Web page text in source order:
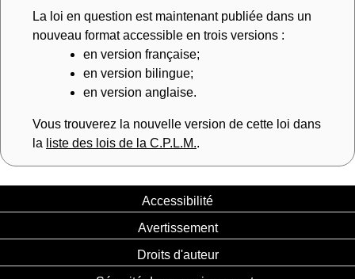
La loi en question est maintenant publiée dans un
nouveau format accessible en trois versions :
en version française;
en version bilingue;
en version anglaise.
Vous trouverez la nouvelle version de cette loi dans
la liste des lois de la C.P.L.M..
Accessibilité
Avertissement
Droits d'auteur